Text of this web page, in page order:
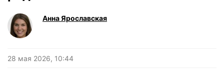
Анна Ярославская
28 мая 2026, 10:44